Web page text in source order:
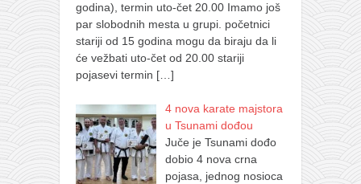
moja priča
fotke
kontakt
godina), termin uto-čet 20.00 Imamo još
par slobodnih mesta u grupi. početnici
stariji od 15 godina mogu da biraju da li
će vežbati uto-čet od 20.00 stariji
pojasevi termin […]
4 nova karate majstora
u Tsunami dođou
Juče je Tsunami dođo
dobio 4 nova crna
pojasa, jednog nosioca